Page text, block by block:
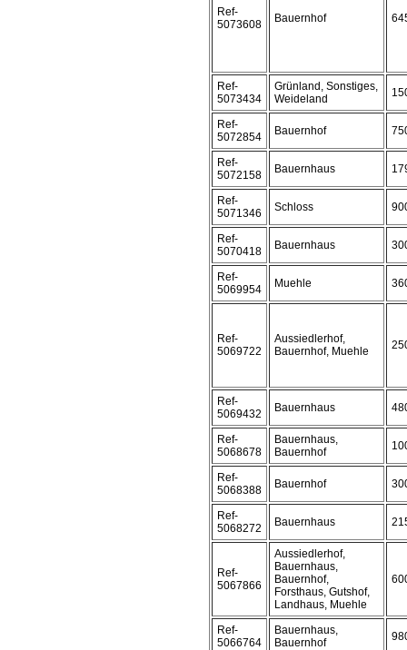
Ref-
5073608
Bauernhof
Ref-
5073434
Grünland, Sonstiges,
Weideland
Ref-
5072854
Bauernhof
Ref-
5072158
Bauernhaus
Ref-
5071346
Schloss
Ref-
5070418
Bauernhaus
Ref-
5069954
Muehle
Ref-
5069722
Aussiedlerhof,
Bauernhof, Muehle
Ref-
5069432
Bauernhaus
Ref-
5068678
Bauernhaus,
Bauernhof
Ref-
5068388
Bauernhof
Ref-
5068272
Bauernhaus
Ref-
5067866
Aussiedlerhof,
Bauernhaus,
Bauernhof,
Forsthaus, Gutshof,
Landhaus, Muehle
Ref-
5066764
Bauernhaus,
Bauernhof